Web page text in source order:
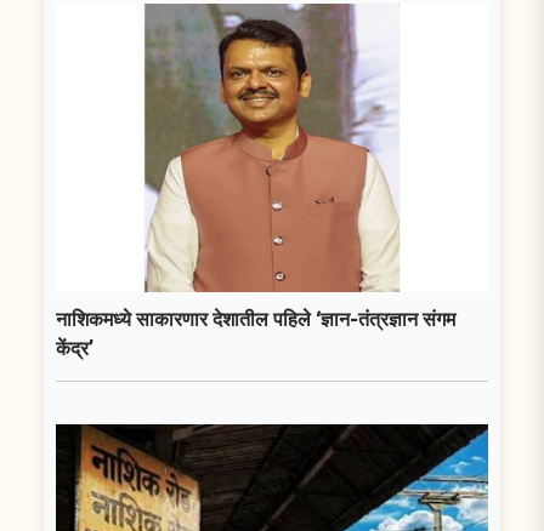
नाशिकमध्ये साकारणार देशातील पहिले ‘ज्ञान-तंत्रज्ञान संगम
केंद्र’